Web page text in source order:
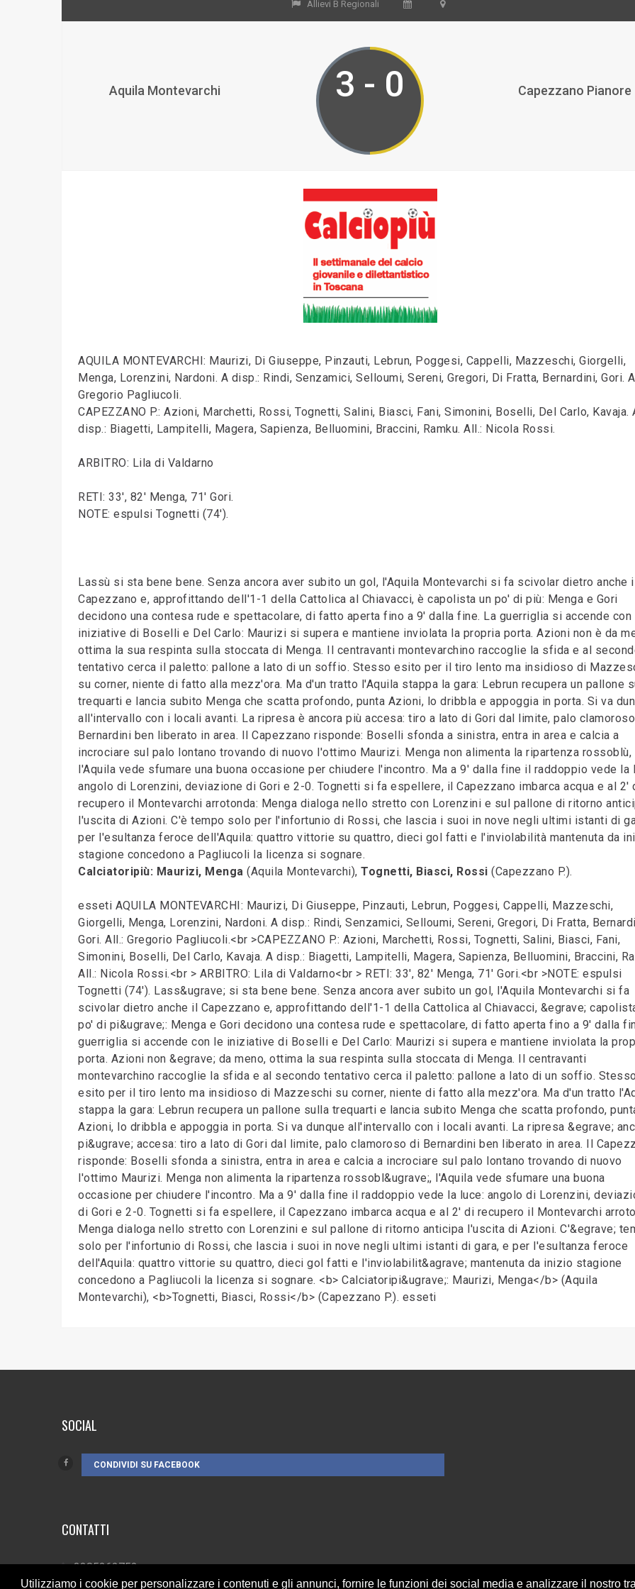
Utilizziamo i cookie per personalizzare i contenuti e gli annunci, fornire le funzioni dei social media e analizzare il nostro
Allievi B Regionali
Aquila Montevarchi 3 - 0 Capezzano Pianore
AQUILA MONTEVARCHI: Maurizi, Di Giuseppe, Pinzauti, Lebrun, Poggesi, Cappelli, Mazzeschi, Giorgelli,
Menga, Lorenzini, Nardoni. A disp.: Rindi, Senzamici, Selloumi, Sereni, Gregori, Di Fratta, Bernardini, Gori.
Gregorio Pagliucoli.
CAPEZZANO P.: Azioni, Marchetti, Rossi, Tognetti, Salini, Biasci, Fani, Simonini, Boselli, Del Carlo, Kavaja.
disp.: Biagetti, Lampitelli, Magera, Sapienza, Belluomini, Braccini, Ramku. All.: Nicola Rossi.
ARBITRO: Lila di Valdarno
RETI: 33', 82' Menga, 71' Gori.
NOTE: espulsi Tognetti (74').
Lassù si sta bene bene. Senza ancora aver subito un gol, l'Aquila Montevarchi si fa scivolar dietro anche
Capezzano e, approfittando dell'1-1 della Cattolica al Chiavacci, è capolista un po' di più: Menga e Gori
decidono una contesa rude e spettacolare, di fatto aperta fino a 9' dalla fine. La guerriglia si accende con
iniziative di Boselli e Del Carlo: Maurizi si supera e mantiene inviolata la propria porta. Azioni non è da
ottima la sua respinta sulla stoccata di Menga. Il centravanti montevarchino raccoglie la sfida e al
tentativo cerca il paletto: pallone a lato di un soffio. Stesso esito per il tiro lento ma insidioso di
su corner, niente di fatto alla mezz'ora. Ma d'un tratto l'Aquila stappa la gara: Lebrun recupera un pallone
trequarti e lancia subito Menga che scatta profondo, punta Azioni, lo dribbla e appoggia in porta. Si va
all'intervallo con i locali avanti. La ripresa è ancora più accesa: tiro a lato di Gori dal limite, palo
Bernardini ben liberato in area. Il Capezzano risponde: Boselli sfonda a sinistra, entra in area e calcia a
incrociare sul palo lontano trovando di nuovo l'ottimo Maurizi. Menga non alimenta la ripartenza rossoblù,
l'Aquila vede sfumare una buona occasione per chiudere l'incontro. Ma a 9' dalla fine il raddoppio vede la
angolo di Lorenzini, deviazione di Gori e 2-0. Tognetti si fa espellere, il Capezzano imbarca acqua e al 2'
recupero il Montevarchi arrotonda: Menga dialoga nello stretto con Lorenzini e sul pallone di ritorno
l'uscita di Azioni. C'è tempo solo per l'infortunio di Rossi, che lascia i suoi in nove negli ultimi istanti di
per l'esultanza feroce dell'Aquila: quattro vittorie su quattro, dieci gol fatti e l'inviolabilità mantenuta da
stagione concedono a Pagliucoli la licenza si sognare.
Calciatoripiù: Maurizi, Menga (Aquila Montevarchi), Tognetti, Biasci, Rossi (Capezzano P.).
esseti AQUILA MONTEVARCHI: Maurizi, Di Giuseppe, Pinzauti, Lebrun, Poggesi, Cappelli, Mazzeschi,
Giorgelli, Menga, Lorenzini, Nardoni. A disp.: Rindi, Senzamici, Selloumi, Sereni, Gregori, Di Fratta,
Gori. All.: Gregorio Pagliucoli.<br >CAPEZZANO P.: Azioni, Marchetti, Rossi, Tognetti, Salini, Biasci, Fani,
Simonini, Boselli, Del Carlo, Kavaja. A disp.: Biagetti, Lampitelli, Magera, Sapienza, Belluomini, Braccini,
All.: Nicola Rossi.<br > ARBITRO: Lila di Valdarno<br > RETI: 33', 82' Menga, 71' Gori.<br >NOTE: espulsi
Tognetti (74'). Lass&ugrave; si sta bene bene. Senza ancora aver subito un gol, l'Aquila Montevarchi si fa
scivolar dietro anche il Capezzano e, approfittando dell'1-1 della Cattolica al Chiavacci, &egrave;
po' di pi&ugrave;: Menga e Gori decidono una contesa rude e spettacolare, di fatto aperta fino a 9' dalla
guerriglia si accende con le iniziative di Boselli e Del Carlo: Maurizi si supera e mantiene inviolata la
porta. Azioni non &egrave; da meno, ottima la sua respinta sulla stoccata di Menga. Il centravanti
montevarchino raccoglie la sfida e al secondo tentativo cerca il paletto: pallone a lato di un soffio. Stesso
esito per il tiro lento ma insidioso di Mazzeschi su corner, niente di fatto alla mezz'ora. Ma d'un tratto
stappa la gara: Lebrun recupera un pallone sulla trequarti e lancia subito Menga che scatta profondo,
Azioni, lo dribbla e appoggia in porta. Si va dunque all'intervallo con i locali avanti. La ripresa &egrave;
pi&ugrave; accesa: tiro a lato di Gori dal limite, palo clamoroso di Bernardini ben liberato in area. Il
risponde: Boselli sfonda a sinistra, entra in area e calcia a incrociare sul palo lontano trovando di nuovo
l'ottimo Maurizi. Menga non alimenta la ripartenza rossobl&ugrave;, l'Aquila vede sfumare una buona
occasione per chiudere l'incontro. Ma a 9' dalla fine il raddoppio vede la luce: angolo di Lorenzini,
di Gori e 2-0. Tognetti si fa espellere, il Capezzano imbarca acqua e al 2' di recupero il Montevarchi
Menga dialoga nello stretto con Lorenzini e sul pallone di ritorno anticipa l'uscita di Azioni. C'&egrave;
solo per l'infortunio di Rossi, che lascia i suoi in nove negli ultimi istanti di gara, e per l'esultanza feroce
dell'Aquila: quattro vittorie su quattro, dieci gol fatti e l'inviolabilit&agrave; mantenuta da inizio stagione
concedono a Pagliucoli la licenza si sognare. <b> Calciatoripi&ugrave;: Maurizi, Menga</b> (Aquila
Montevarchi), <b>Tognetti, Biasci, Rossi</b> (Capezzano P.). esseti
SOCIAL
CONDIVIDI SU FACEBOOK
CONTATTI
3385262752